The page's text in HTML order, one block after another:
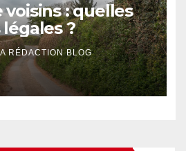
voisins : quelles
?
RÉDACTION BLOG